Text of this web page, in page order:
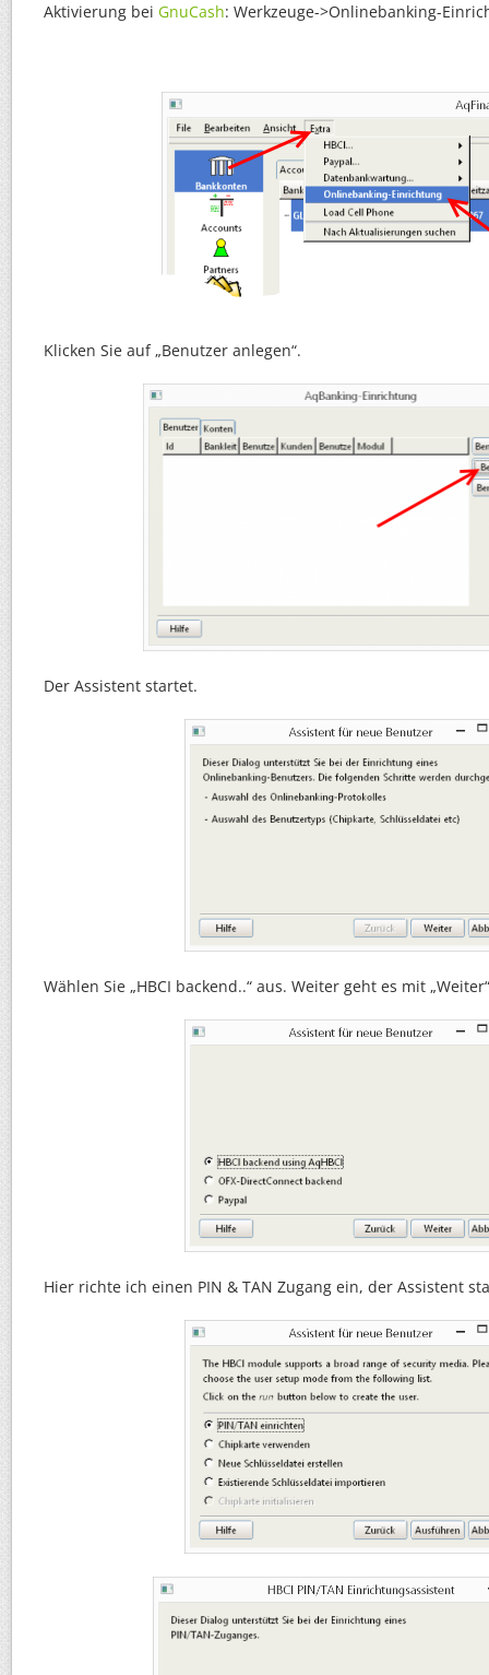
Aktivierung bei GnuCash: Werkzeuge->Onlinebanking-
Klicken Sie auf „Benutzer anlegen“.
Der Assistent startet.
Wählen Sie „HBCI backend..“ aus. Weiter geht es mit
Hier richte ich einen PIN & TAN Zugang ein, der Assistent